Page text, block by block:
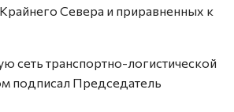
Севера и приравненных к
сеть транспортно-логистической
подписал Председатель